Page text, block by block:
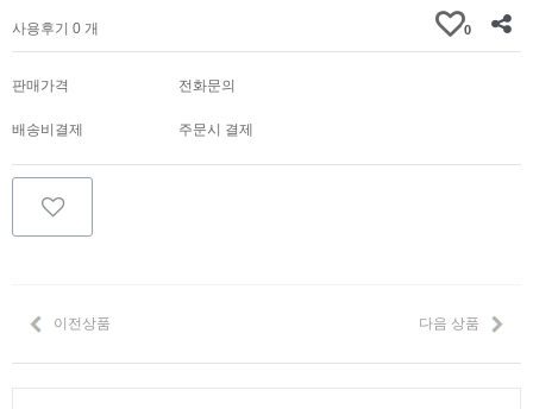
사용후기 0 개 0
판매가격 전화문의
배송비결제 주문시 결제
이전상품 다음 상품